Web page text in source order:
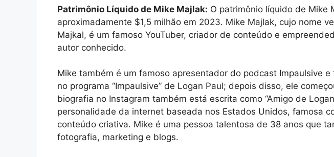
Patrimônio Líquido de Mike Majlak: O patrimônio líquido de Mike
aproximadamente $1,5 milhão em 2023. Mike Majlak, cujo nome
Majkal, é um famoso YouTuber, criador de conteúdo e
autor conhecido.
Mike também é um famoso apresentador do podcast Impaulsive
no programa “Impaulsive” de Logan Paul; depois disso, ele
biografia no Instagram também está escrita como “Amigo de Logan
personalidade da internet baseada nos Estados Unidos, famosa
conteúdo criativa. Mike é uma pessoa talentosa de 38 anos que
fotografia, marketing e blogs.